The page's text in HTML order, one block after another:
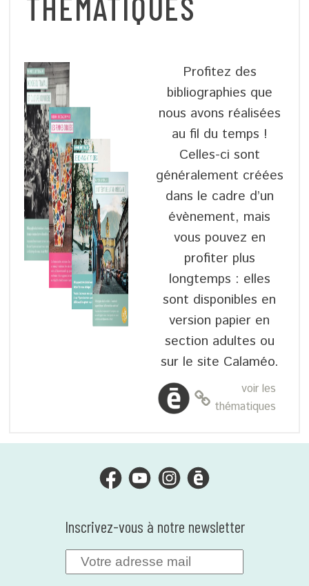
Profitez des
bibliographies que
nous avons réalisées
au fil du temps !
Celles-ci sont
généralement créées
dans le cadre d’un
évènement, mais
vous pouvez en
profiter plus
longtemps : elles
sont disponibles en
version papier en
section adultes ou
sur le site Calaméo.
voir les
thématiques
Inscrivez-vous à notre newsletter